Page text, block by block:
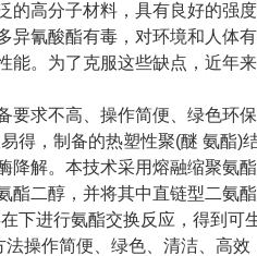
的高分子材料，具有良好的强
异氰酸酯有毒，对环境和人体
能。为了克服这些缺点，近年
要求不高、操作简便、绿色环
得，制备的热塑性聚(醚 氨酯)
降解。本技术采用熔融缩聚氨
酯二醇，并将其中直链型二氨
下进行氨酯交换反应，得到可
操作简便、绿色、清洁、高